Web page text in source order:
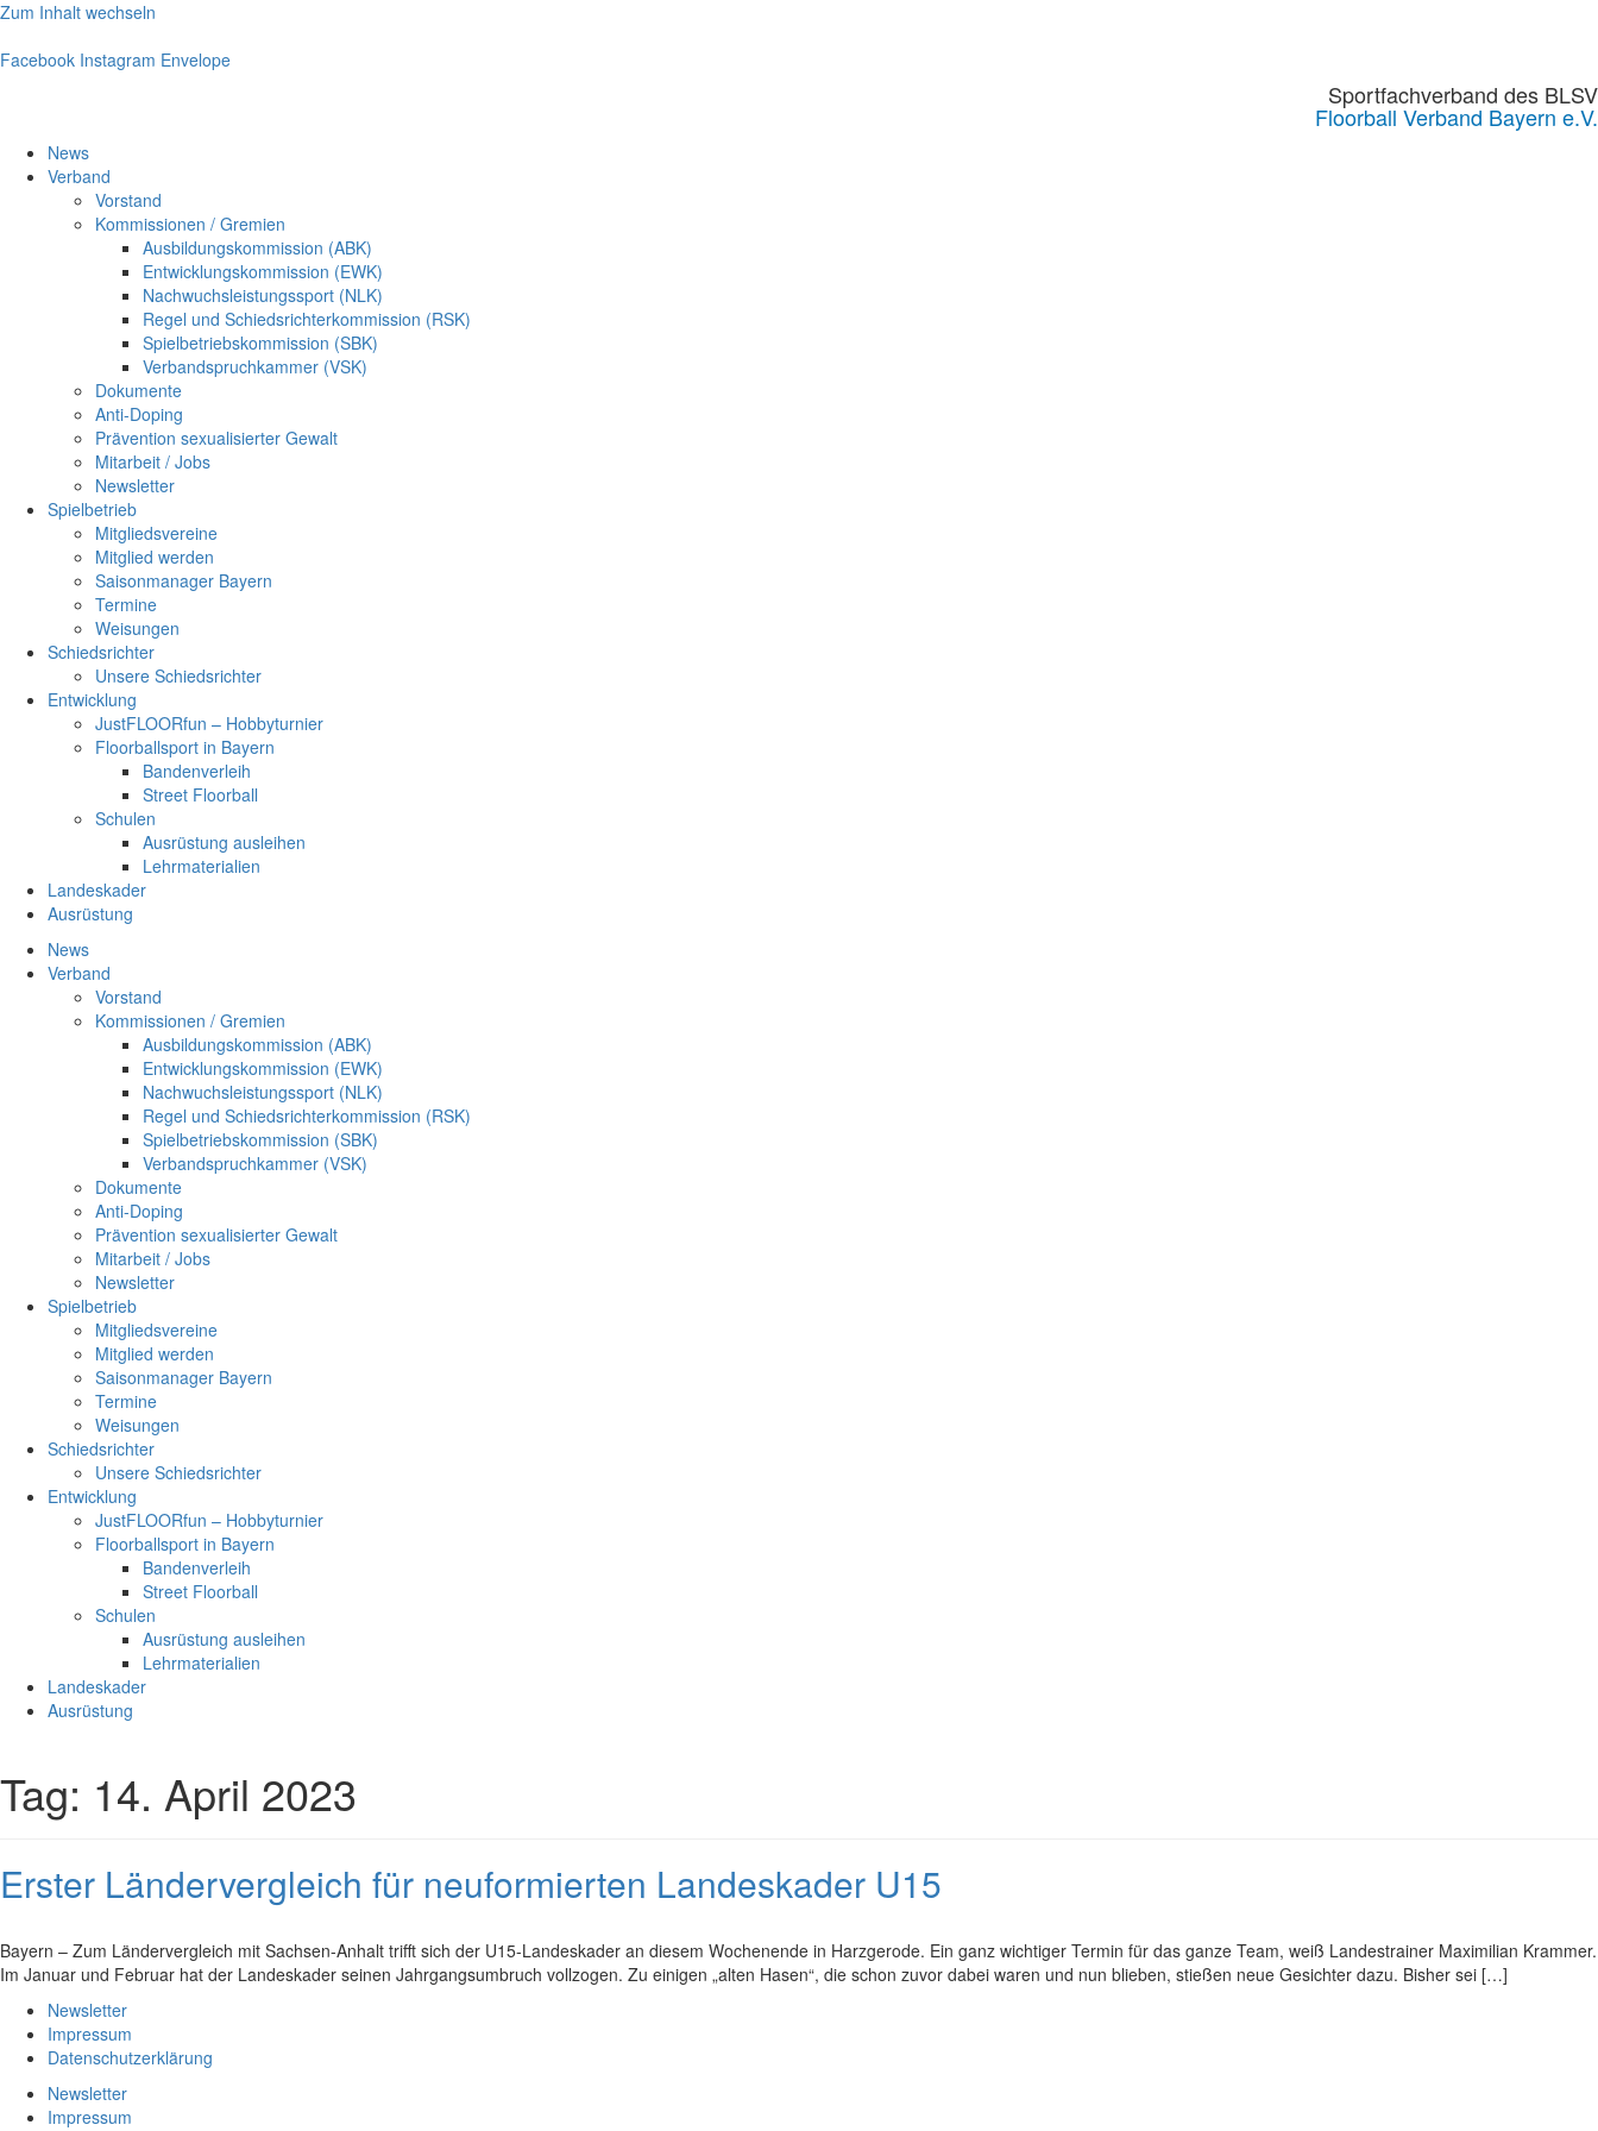
Zum Inhalt wechseln
Facebook Instagram Envelope
Sportfachverband des BLSV
Floorball Verband Bayern e.V.
News
Verband
Vorstand
Kommissionen / Gremien
Ausbildungskommission (ABK)
Entwicklungskommission (EWK)
Nachwuchsleistungssport (NLK)
Regel und Schiedsrichterkommission (RSK)
Spielbetriebskommission (SBK)
Verbandspruchkammer (VSK)
Dokumente
Anti-Doping
Prävention sexualisierter Gewalt
Mitarbeit / Jobs
Newsletter
Spielbetrieb
Mitgliedsvereine
Mitglied werden
Saisonmanager Bayern
Termine
Weisungen
Schiedsrichter
Unsere Schiedsrichter
Entwicklung
JustFLOORfun – Hobbyturnier
Floorballsport in Bayern
Bandenverleih
Street Floorball
Schulen
Ausrüstung ausleihen
Lehrmaterialien
Landeskader
Ausrüstung
News
Verband
Vorstand
Kommissionen / Gremien
Ausbildungskommission (ABK)
Entwicklungskommission (EWK)
Nachwuchsleistungssport (NLK)
Regel und Schiedsrichterkommission (RSK)
Spielbetriebskommission (SBK)
Verbandspruchkammer (VSK)
Dokumente
Anti-Doping
Prävention sexualisierter Gewalt
Mitarbeit / Jobs
Newsletter
Spielbetrieb
Mitgliedsvereine
Mitglied werden
Saisonmanager Bayern
Termine
Weisungen
Schiedsrichter
Unsere Schiedsrichter
Entwicklung
JustFLOORfun – Hobbyturnier
Floorballsport in Bayern
Bandenverleih
Street Floorball
Schulen
Ausrüstung ausleihen
Lehrmaterialien
Landeskader
Ausrüstung
Tag: 14. April 2023
Erster Ländervergleich für neuformierten Landeskader U15
Bayern – Zum Ländervergleich mit Sachsen-Anhalt trifft sich der U15-Landeskader an diesem Wochenende in Harzgerode. Ein ganz wichtiger Termin für das ganze Team, weiß Landestrainer Maximilian Krammer.
Im Januar und Februar hat der Landeskader seinen Jahrgangsumbruch vollzogen. Zu einigen „alten Hasen“, die schon zuvor dabei waren und nun blieben, stießen neue Gesichter dazu. Bisher sei […]
Newsletter
Impressum
Datenschutzerklärung
Newsletter
Impressum